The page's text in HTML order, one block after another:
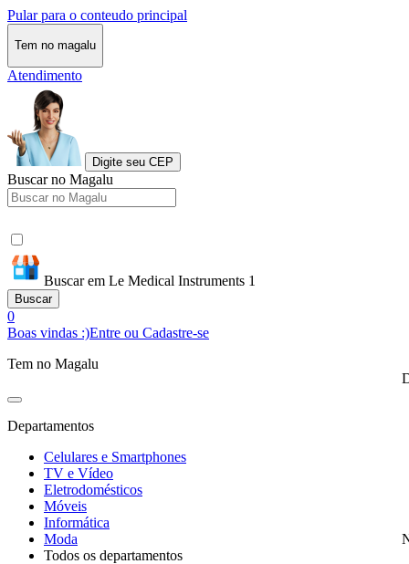
Pular para o conteudo principal
Tem no magalu
Atendimento
Digite seu CEP
Buscar no Magalu
Buscar em Le Medical Instruments 1
Buscar
0
Boas vindas :)Entre ou Cadastre-se
Tem no Magalu
Departamentos
Celulares e Smartphones
TV e Vídeo
Eletrodomésticos
Móveis
Informática
Moda
Todos os departamentos